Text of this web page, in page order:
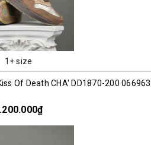
1+ size
Of Death CHA' DD1870-200 066963